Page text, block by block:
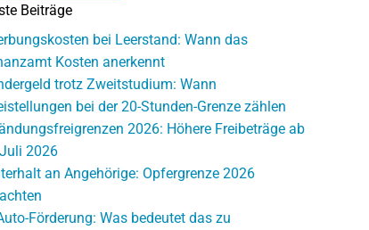
Beiträge
bei Leerstand: Wann das
Kosten anerkennt
trotz Zweitstudium: Wann
bei der 20-Stunden-Grenze zählen
2026: Höhere Freibeträge ab
2026
an Angehörige: Opfergrenze 2026
Förderung: Was bedeutet das zu